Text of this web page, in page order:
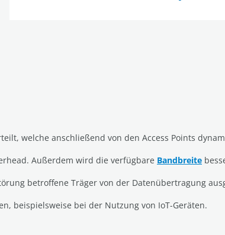
welche anschließend von den Access Points
Außerdem wird die verfügbare Bandbreite
betroffene Träger von der Datenübertragung
beispielsweise bei der Nutzung von IoT-Geräten.